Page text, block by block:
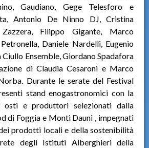
Gaudiano, Gege Telesforo e
Antonio De Ninno DJ, Cristina
Filippo Gigante, Marco
Daniele Nardelli, Eugenio
Ensemble, Giordano Spadafora
di Claudia Cesaroni e Marco
Durante le serate del Festival
stand enogastronomici con la
osti e produttori selezionati dalla
di Foggia e Monti Dauni , impegnati
prodotti locali e della sostenibilità
degli Istituti Alberghieri della